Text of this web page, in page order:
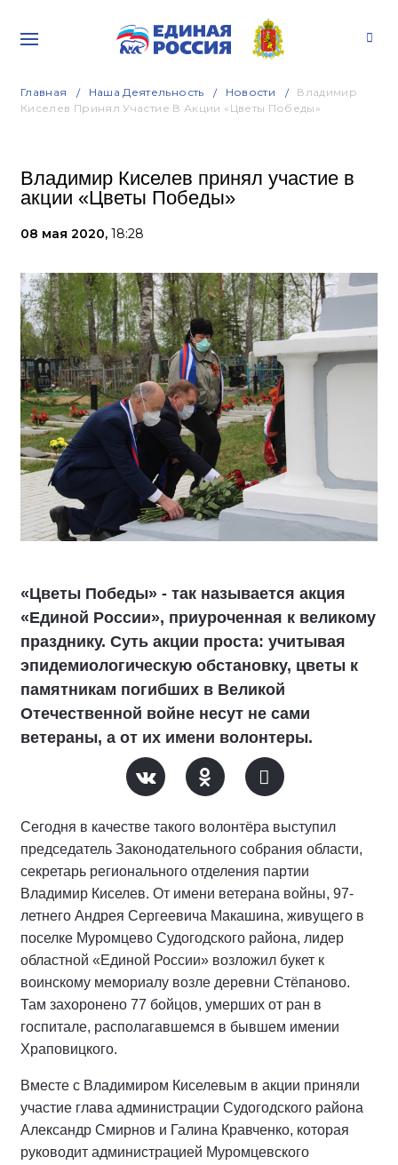
Главная Наша Деятельность Новости
Владимир
Киселев Принял Участие В Акции «Цветы Победы»
Владимир Киселев принял участие в
акции «Цветы Победы»
08 мая 2020, 18:28
«Цветы Победы» - так называется акция
«Единой России», приуроченная к великому
празднику. Суть акции проста: учитывая
эпидемиологическую обстановку, цветы к
памятникам погибших в Великой
Отечественной войне несут не сами
ветераны, а от их имени волонтеры.
Сегодня в качестве такого волонтёра выступил
председатель Законодательного собрания области,
секретарь регионального отделения партии
Владимир Киселев. От имени ветерана войны, 97-
летнего Андрея Сергеевича Макашина, живущего в
поселке Муромцево Судогодского района, лидер
областной «Единой России» возложил букет к
воинскому мемориалу возле деревни Стёпаново.
Там захоронено 77 бойцов, умерших от ран в
госпитале, располагавшемся в бывшем имении
Храповицкого.
Вместе с Владимиром Киселевым в акции приняли
участие глава администрации Судогодского района
Александр Смирнов и Галина Кравченко, которая
руководит администрацией Муромцевского